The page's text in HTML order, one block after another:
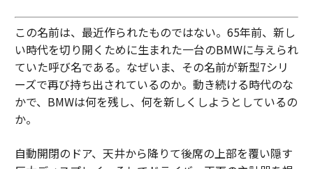
この名前は、最近作られたものではない。65年前、新し
い時代を切り開くために生まれた一台のBMWに与えられ
ていた呼び名である。なぜいま、その名前が新型7シリ
ーズで再び持ち出されているのか。動き続ける時代のな
かで、BMWは何を残し、何を新しくしようとしているの
か。
自動開閉のドア、天井から降りて後席の上部を覆い隠す